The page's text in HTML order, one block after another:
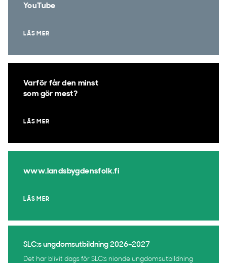
YouTube
LÄS MER
Varför får den minst
som gör mest?
LÄS MER
www.landsbygdensfolk.fi
LÄS MER
SLC:s ungdomsutbildning 2026–2027
Det har blivit dags för SLC:s nionde ungdomsutbildning